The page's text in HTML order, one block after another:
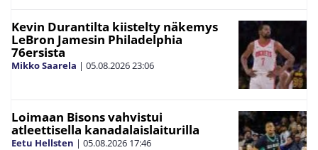
Kevin Durantilta kiistelty näkemys
LeBron Jamesin Philadelphia
76ersista
Mikko Saarela | 05.08.2026 23:06
Loimaan Bisons vahvistui
atleettisella kanadalaislaiturilla
Eetu Hellsten | 05.08.2026 17:46